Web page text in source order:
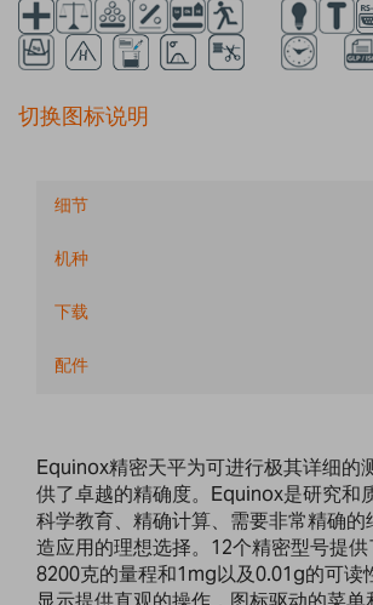
切换图标说明
细节
机种
下载
配件
Equinox精密天平为可进行极其详细的
供了卓越的精确度。Equinox是研究和
科学教育、精确计算、需要非常精确的
造应用的理想选择。12个精密型号提
8200克的量程和1mg以及0.01g的可读